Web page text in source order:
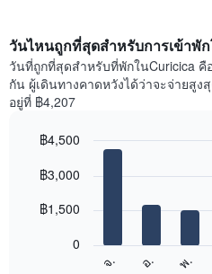
วันไหนถูกที่สุดสำหรับการเข้าพั
วันที่ถูกที่สุดสำหรับที่พักในCuricica
กัน ผู้เดินทางคาดหวังได้ว่าจะจ่ายสู
อยู่ที่ ฿4,207
chart
bars.
แผนภูมิ
graphic.
จ. อ. พ.
0
฿1,500
฿3,000
฿4,500